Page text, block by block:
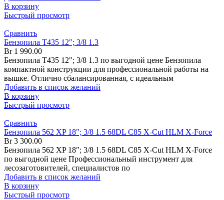
В корзину
Быстрый просмотр
Сравнить
Бензопила T435 12″; 3/8 1.3
Br1 990.00
Бензопила T435 12"; 3/8 1.3 по выгодной цене Бензопила
компактной конструкции для профессиональной работы на
вышке. Отлично сбалансированная, с идеальным
Добавить в список желаний
В корзину
Быстрый просмотр
Сравнить
Бензопила 562 XP 18″; 3/8 1.5 68DL C85 X-Cut HLM X-Force
Br3 300.00
Бензопила 562 XP 18″; 3/8 1.5 68DL C85 X-Cut HLM X-Force
по выгодной цене Профессиональный инструмент для
лесозаготовителей, специалистов по
Добавить в список желаний
В корзину
Быстрый просмотр